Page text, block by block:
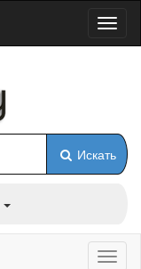
Искать